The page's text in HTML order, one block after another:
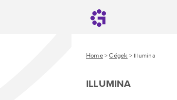
Home>Cégek > Illumina
ILLUMINA